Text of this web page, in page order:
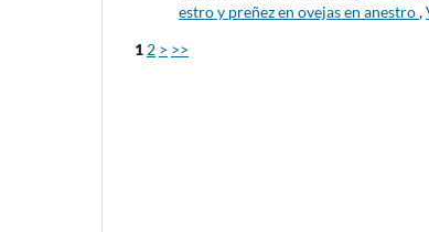
estro y preñez en ovejas en anestro,
1 2 > >>